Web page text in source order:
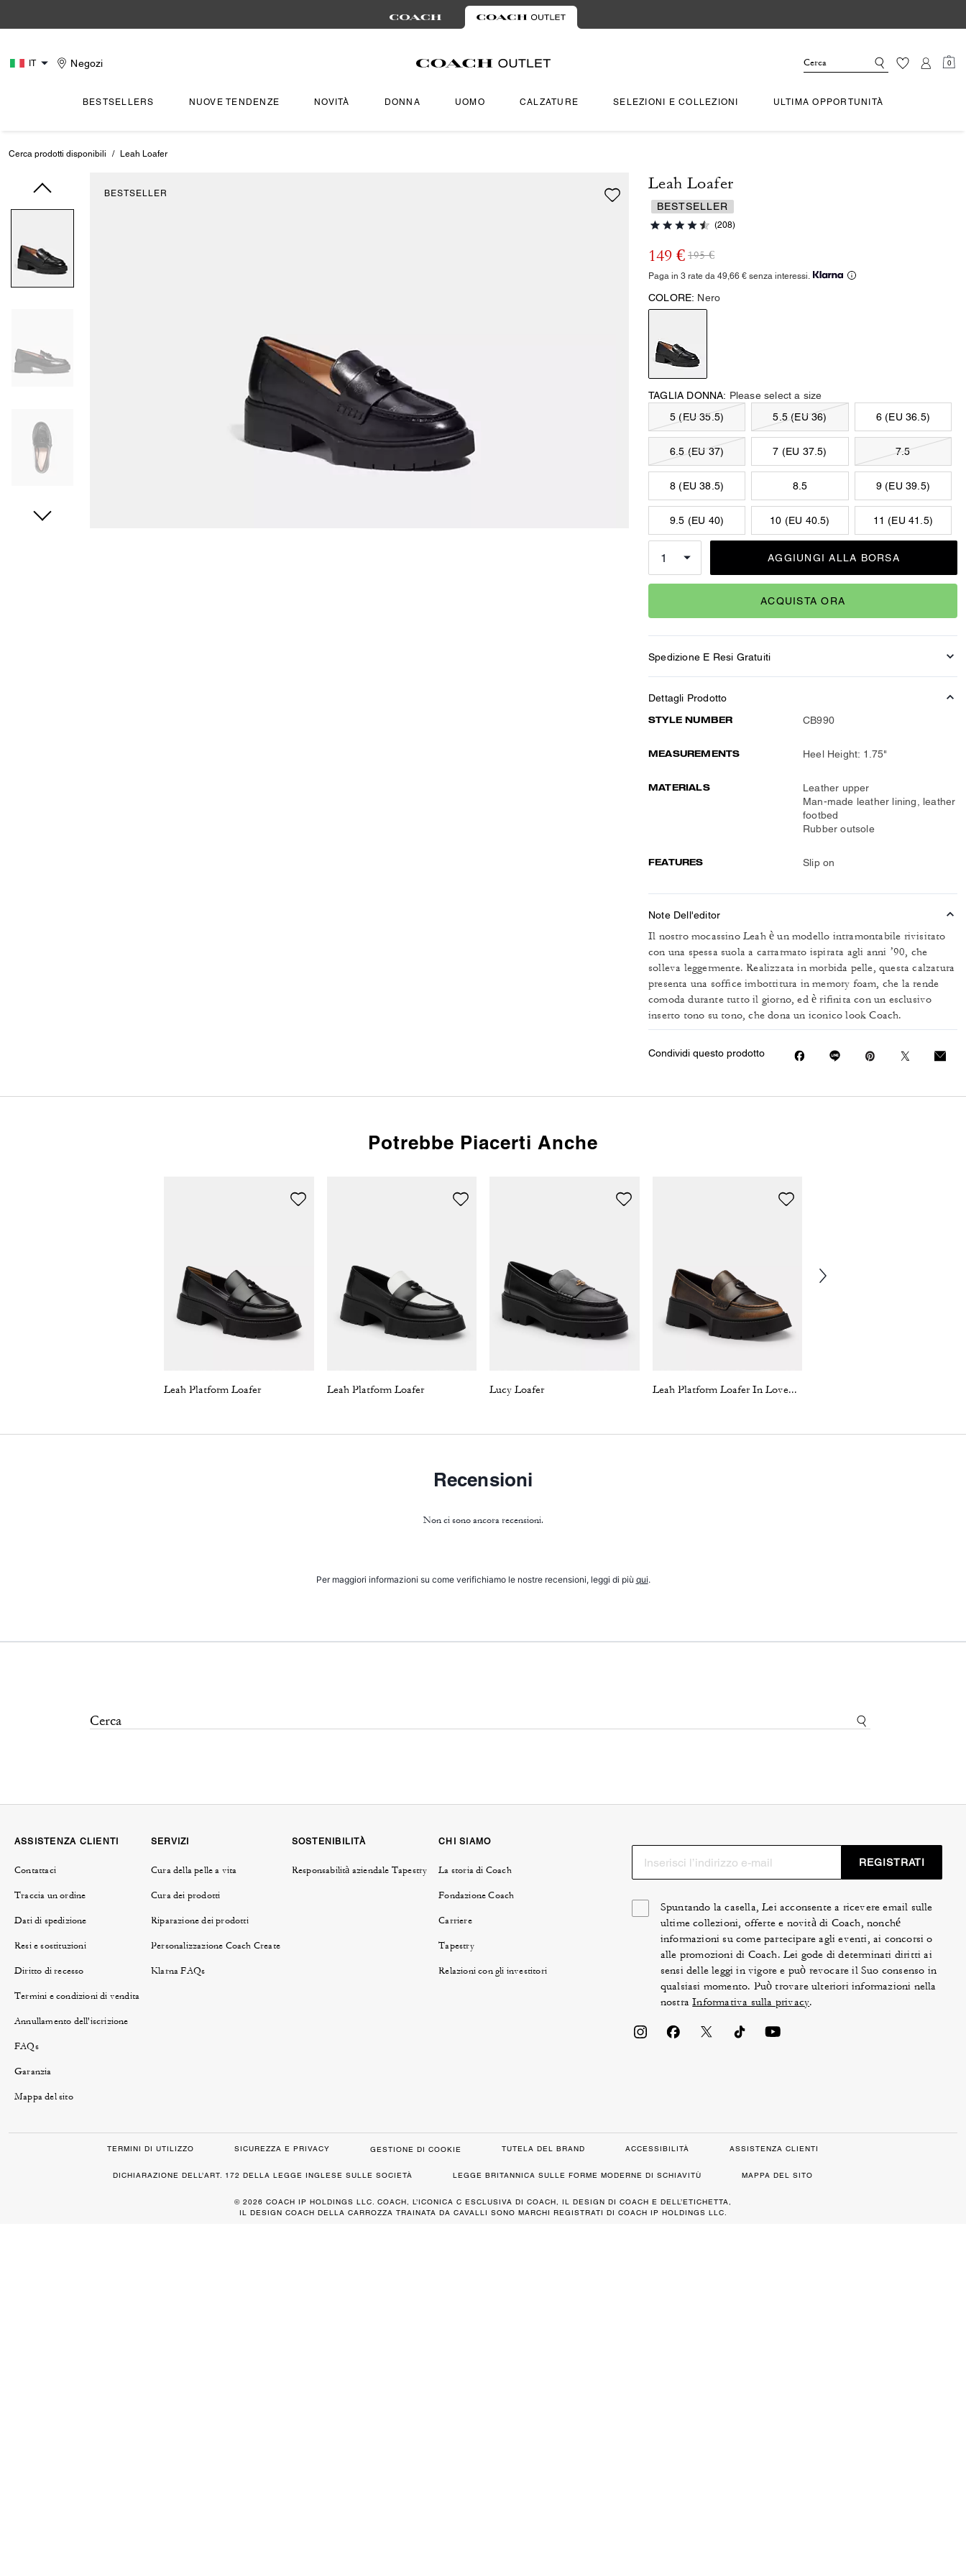
IT Negozi 0
BESTSELLERS NUOVE TENDENZE NOVITÀ DONNA UOMO CALZATURE SELEZIONI E COLLEZIONI ULTIMA OPPORTUNITÀ
Cerca prodotti disponibili / Leah Loafer
BESTSELLER
Leah Loafer
BESTSELLER
(208)
149 € 195 €
Paga in 3 rate da 49,66 € senza interessi.
COLORE: Nero
TAGLIA DONNA: Please select a size
5 (EU 35.5)
5.5 (EU 36) 6 (EU 36.5)
6.5 (EU 37) 7 (EU 37.5) 7.5
8 (EU 38.5) 8.5 9 (EU 39.5)
9.5 (EU 40) 10 (EU 40.5) 11 (EU 41.5)
AGGIUNGI ALLA BORSA
ACQUISTA ORA
Spedizione E Resi Gratuiti
Dettagli Prodotto
STYLE NUMBER
CB990
MEASUREMENTS Heel Height: 1.75"
MATERIALS
Leather upper
Man-made leather lining, leather
footbed
Rubber outsole
FEATURES Slip on
Note Dell'editor
Il nostro mocassino Leah è un modello intramontabile rivisitato
con una spessa suola a carrarmato ispirata agli anni ’90, che
solleva leggermente. Realizzata in morbida pelle, questa calzatura
presenta una soffice imbottitura in memory foam, che la rende
comoda durante tutto il giorno, ed è rifinita con un esclusivo
inserto tono su tono, che dona un iconico look Coach.
Condividi questo prodotto
Potrebbe Piacerti Anche
Leah Platform Loafer Leah Platform Loafer Lucy Loafer Leah Platform Loafer In Loved Leather
Recensioni
Non ci sono ancora recensioni.
Per maggiori informazioni su come verifichiamo le nostre recensioni, leggi di più qui.
ASSISTENZA CLIENTI
Contattaci
Traccia un ordine
Dati di spedizione
Resi e sostituzioni
Diritto di recesso
Termini e condizioni di vendita
Annullamento dell'iscrizione
FAQs
Garanzia
Mappa del sito
SERVIZI
Cura della pelle a vita
Cura dei prodotti
Riparazione dei prodotti
Personalizzazione Coach Create
Klarna FAQs
SOSTENIBILITÀ
Responsabilità aziendale Tapestry
CHI SIAMO
La storia di Coach
Fondazione Coach
Carriere
Tapestry
Relazioni con gli investitori
REGISTRATI
Spuntando la casella, Lei acconsente a ricevere email sulle
ultime collezioni, offerte e novità di Coach, nonché
informazioni su come partecipare agli eventi, ai concorsi o
alle promozioni di Coach. Lei gode di determinati diritti ai
sensi delle leggi in vigore e può revocare il Suo consenso in
qualsiasi momento. Può trovare ulteriori informazioni nella
nostraInformativa sulla privacy.
TERMINI DI UTILIZZO SICUREZZA E PRIVACY GESTIONE DI COOKIE TUTELA DEL BRAND ACCESSIBILITÀ ASSISTENZA CLIENTI
DICHIARAZIONE DELL’ART. 172 DELLA LEGGE INGLESE SULLE SOCIETÀ LEGGE BRITANNICA SULLE FORME MODERNE DI SCHIAVITÙ MAPPA DEL SITO
© 2026 COACH IP HOLDINGS LLC. COACH, L’ICONICA C ESCLUSIVA DI COACH, IL DESIGN DI COACH E DELL’ETICHETTA,
IL DESIGN COACH DELLA CARROZZA TRAINATA DA CAVALLI SONO MARCHI REGISTRATI DI COACH IP HOLDINGS LLC.